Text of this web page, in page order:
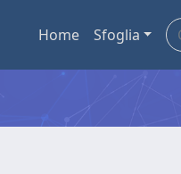
Home Sfoglia